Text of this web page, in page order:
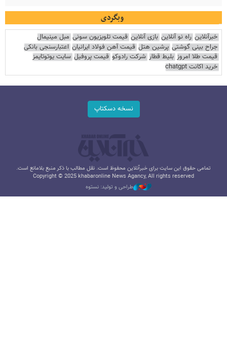
وبگردی
خبرآنلاین راه نو آنلاین بازی آنلاین قیمت تلویزیون سونی مبل مینیمال
جراح بینی گوشتی پرشین هتل قیمت آهن فولاد ایرانیان اعتبارسنجی بانکی
قیمت طلا امروز بلیط قطار شرکت رادوکو قیمت پروفیل سایت یوتوتایمز
خرید اکانت chatgpt
نسخه دسکتاپ
تمامی حقوق این سایت برای خبرآنلاین محفوظ است. نقل مطالب با ذکر منبع بلامانع است.
Copyright © 2025 khabaronline News Agancy, All rights reserved
طراحی و تولید: نستوه